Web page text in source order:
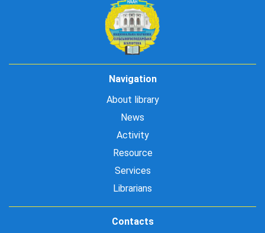
Navigation
About library
News
Activity
Resource
Services
Librarians
Contacts